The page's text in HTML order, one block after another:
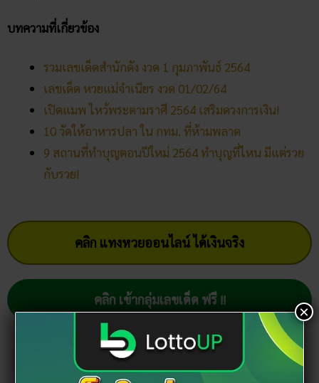
บทความที่เกี่ยวข้อง
รวมเลขเด็ดสำนักดัง งวด 1 กุมภาพันธ์ 2564
เลขเด็ด หวยแม่จำเนียร งวด 01/02/64
เปิดแมพ ไหว้พระตามราศี 2564 เสริมดวงการเงิน!
10 วัดให้อาหารปลา ใน กทม. ที่ห้ามพลาด
9 สถานที่ทำบุญตอนปีใหม่ 2564 ทำบุญที่ไหน มีแต่รวย
กับรวย!
คลิก แทงหวยออนไลน์ ได้เงินจริง
คลิก เข้ากลุ่มเลขเด็ด ฟรี !!
Facebook Twitter Email
×